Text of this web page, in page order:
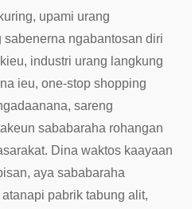
upami urang
sabenerna ngabantosan diri
industri urang langkung
ieu, one-stop shopping
sareng
sababaraha rohangan
Dina waktos kaayaan
aya sababaraha
pabrik tabung alit,